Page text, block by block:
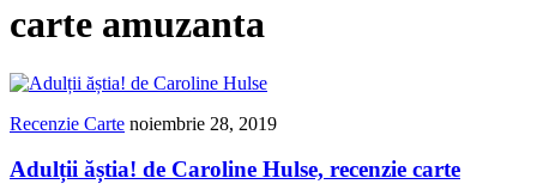
carte amuzanta
Recenzie Carte noiembrie 28, 2019
Adulții ăștia! de Caroline Hulse, recenzie carte